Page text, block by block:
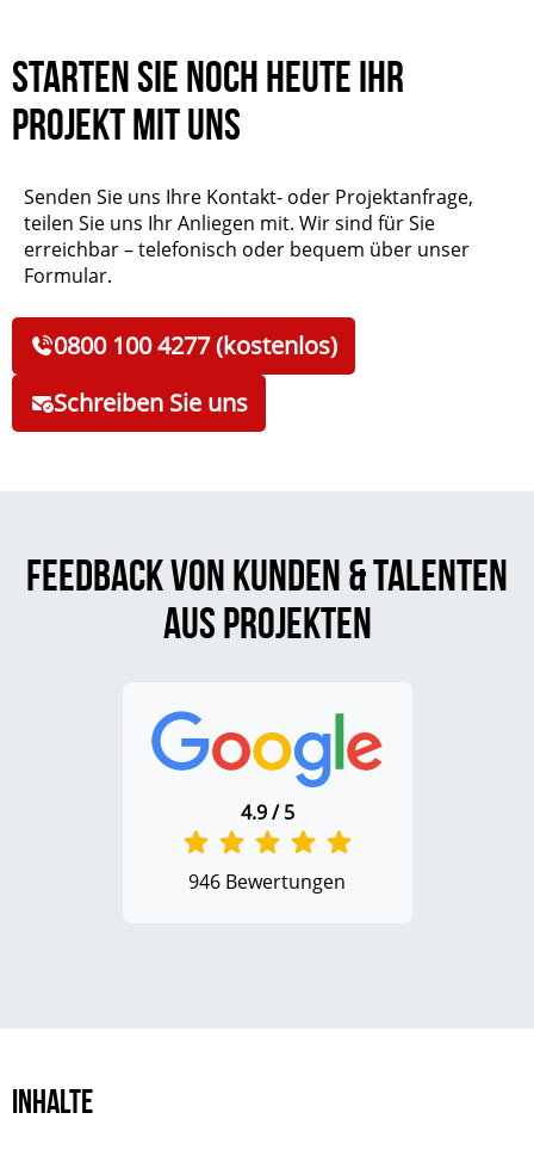
Starten Sie noch heute Ihr
Projekt mit uns
Senden Sie uns Ihre Kontakt- oder Projektanfrage,
teilen Sie uns Ihr Anliegen mit. Wir sind für Sie
erreichbar – telefonisch oder bequem über unser
Formular.
0800 100 4277 (kostenlos)
Schreiben Sie uns
Feedback von Kunden & Talenten
aus Projekten
4.9 / 5
946 Bewertungen
Inhalte